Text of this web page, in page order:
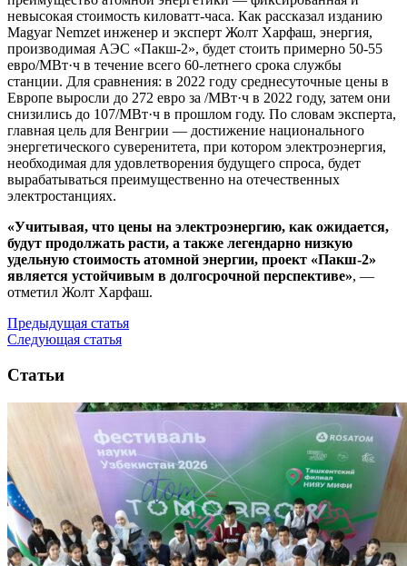
невысокая стоимость киловатт-часа. Как рассказал изданию
Magyar Nemzet инженер и эксперт Жолт Харфаш, энергия,
производимая АЭС «Пакш-2», будет стоить примерно 50-55
евро/МВт·ч в течение всего 60-летнего срока службы
станции. Для сравнения: в 2022 году среднесуточные цены в
Европе выросли до 272 евро за /МВт·ч в 2022 году, затем они
снизились до 107/МВт·ч в прошлом году. По словам эксперта,
главная цель для Венгрии — достижение национального
энергетического суверенитета, при котором электроэнергия,
необходимая для удовлетворения будущего спроса, будет
вырабатываться преимущественно на отечественных
электростанциях.
«Учитывая, что цены на электроэнергию, как ожидается,
будут продолжать расти, а также легендарно низкую
удельную стоимость атомной энергии, проект «Пакш-2»
является устойчивым в долгосрочной перспективе», —
отметил Жолт Харфаш.
Предыдущая статья
Следующая статья
Статьи